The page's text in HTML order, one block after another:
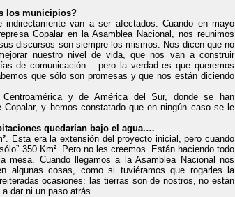
los municipios?
van a ser afectados. Cuando en mayo
Copalar en la Asamblea Nacional, nos reunimos
discursos son siempre los mismos. Nos dicen que no
nuestro nivel de vida, que nos van a construir
de comunicación... pero la verdad es que queremos
que sólo son promesas y que nos están diciendo
y de América del Sur, donde se han
Copalar, y hemos constatado que en ningún caso se le
quedarían bajo el agua.…
². Esta era la extensión del proyecto inicial, pero cuando
350 Km². Pero no les creemos. Están haciendo todo
mesa. Cuando llegamos a la Asamblea Nacional nos
algunas cosas, como si tuviéramos que rogarles la
ocasiones: las tierras son de nostros, no están
dar ni un paso atrás.